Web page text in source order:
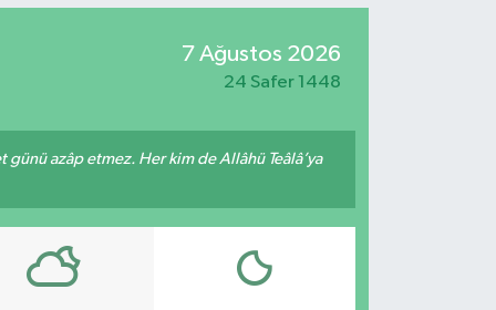
7 Ağustos 2026
24 Safer 1448
günü azâp etmez. Her kim de Allâhü Teâlâ’ya